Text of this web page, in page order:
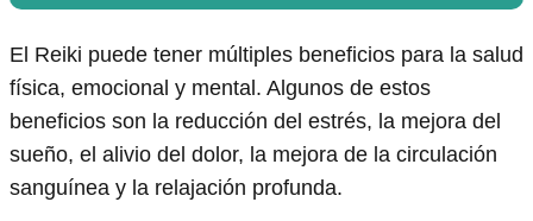
El Reiki puede tener múltiples beneficios para la salud
física, emocional y mental. Algunos de estos
beneficios son la reducción del estrés, la mejora del
sueño, el alivio del dolor, la mejora de la circulación
sanguínea y la relajación profunda.